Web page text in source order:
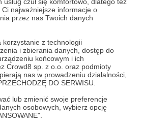
najważniejsze informacje o
przez nas Twoich danych
korzystanie z technologii
i zbierania danych, dostęp do
końcowym i ich
Crowd8 sp. z o.o. oraz podmioty
nas w prowadzeniu działalności,
DO SERWISU.
lub zmienić swoje preferencje
osobowych, wybierz opcję
- Zieloni w podróży